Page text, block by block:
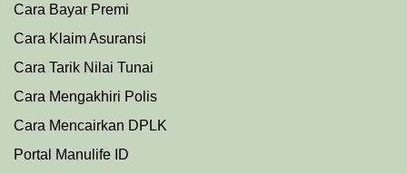
Cara Bayar Premi
Cara Klaim Asuransi
Cara Tarik Nilai Tunai
Cara Mengakhiri Polis
Cara Mencairkan DPLK
Portal Manulife ID